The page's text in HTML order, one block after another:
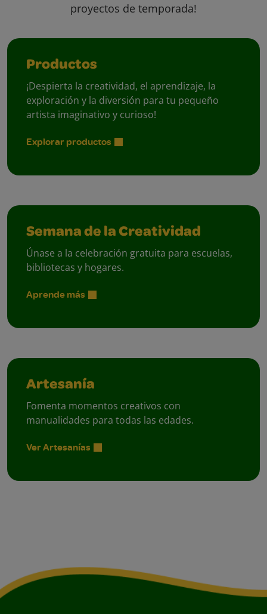
proyectos de temporada!
Productos
¡Despierta la creatividad, el aprendizaje, la
exploración y la diversión para tu pequeño
artista imaginativo y curioso!
Explorar productos
Semana de la Creatividad
Únase a la celebración gratuita para escuelas,
bibliotecas y hogares.
Aprende más
Artesanía
Fomenta momentos creativos con
manualidades para todas las edades.
Ver Artesanías